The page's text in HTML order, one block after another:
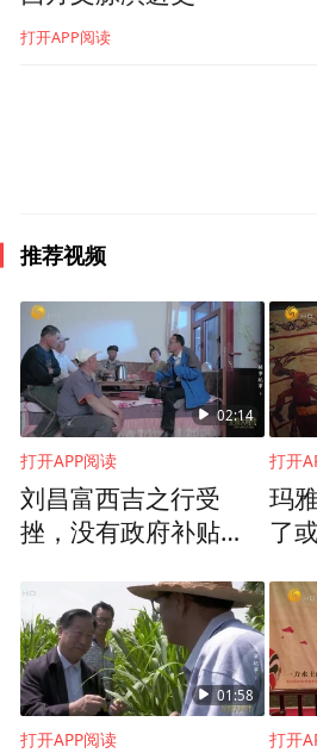
打开APP阅读
推荐视频
02:14
打开APP阅读
刘昌富西吉之行受
挫，没有政府补贴成
险种植巨菌草
打开
玛
了
01:58
打开APP阅读 打开